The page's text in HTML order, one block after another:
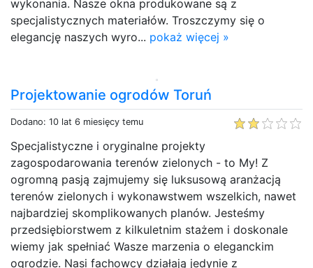
wykonania. Nasze okna produkowane są z
specjalistycznych materiałów. Troszczymy się o
elegancję naszych wyro... pokaż więcej »
Projektowanie ogrodów Toruń
Dodano: 10 lat 6 miesięcy temu
Specjalistyczne i oryginalne projekty
zagospodarowania terenów zielonych - to My! Z
ogromną pasją zajmujemy się luksusową aranżacją
terenów zielonych i wykonawstwem wszelkich, nawet
najbardziej skomplikowanych planów. Jesteśmy
przedsiębiorstwem z kilkuletnim stażem i doskonale
wiemy jak spełniać Wasze marzenia o eleganckim
ogrodzie. Nasi fachowcy działają jedynie z